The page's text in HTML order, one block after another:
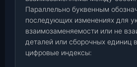
Параллельно буквенным
последующих изменениях для
взаимозаменяемости или не
деталей или сборочных единиц
цифровые индексы: